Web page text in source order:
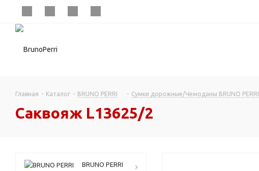
Главная - Каталог - BRUNO PERRI - Сумки дорожные/Чемоданы BRUNO PERRI
Саквояж L13625/2
BRUNO PERRI